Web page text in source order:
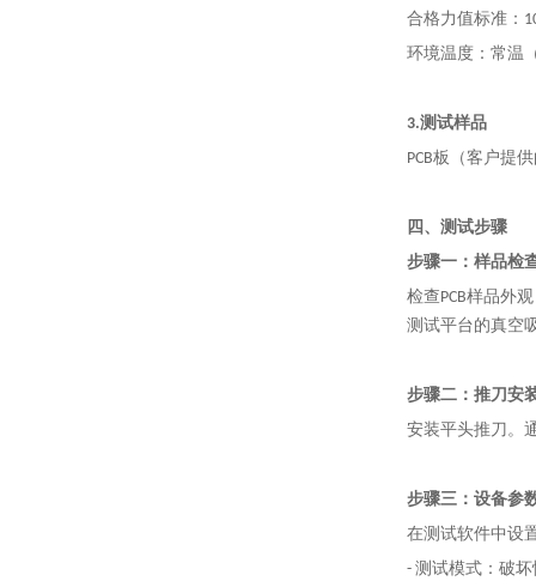
合格力值标准：
环境温度：常温
3.测试样品
PCB板（客户提
四、测试步骤
步骤一：样品检
检查PCB样品外
测试平台的真空
步骤二：推刀安
安装平头推刀。
步骤三：设备参
在测试软件中设
- 测试模式：破